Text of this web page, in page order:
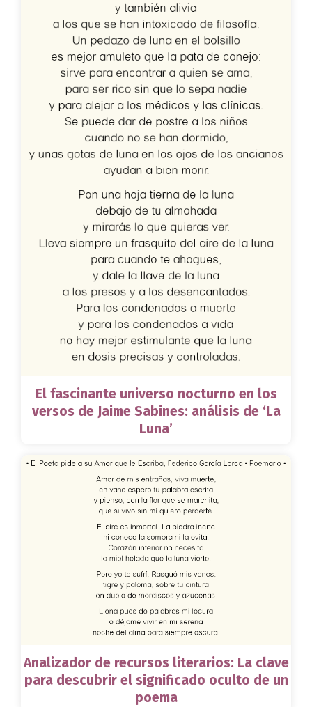
El fascinante universo nocturno en los
versos de Jaime Sabines: análisis de ‘La
Luna’
Analizador de recursos literarios: La clave
para descubrir el significado oculto de un
poema